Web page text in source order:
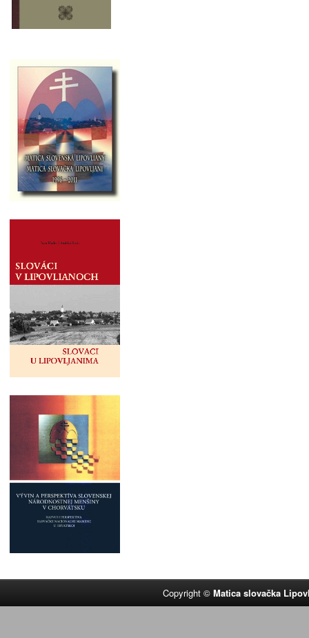
Copyright ©Matica slovačka